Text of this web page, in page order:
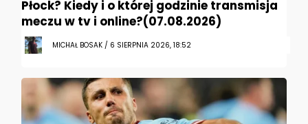
Płock? Kiedy i o której godzinie transmisja
meczu w tv i online?(07.08.2026)
MICHAŁ BOSAK / 6 SIERPNIA 2026, 18:52